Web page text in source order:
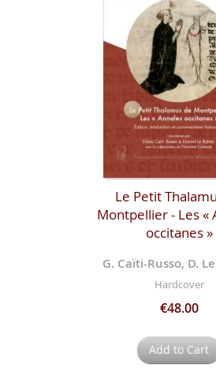
Le Petit
Montpellier - Les «
occitanes »
G. Caïti-Russo, D.
Hardcover
€48.00
Add to Cart